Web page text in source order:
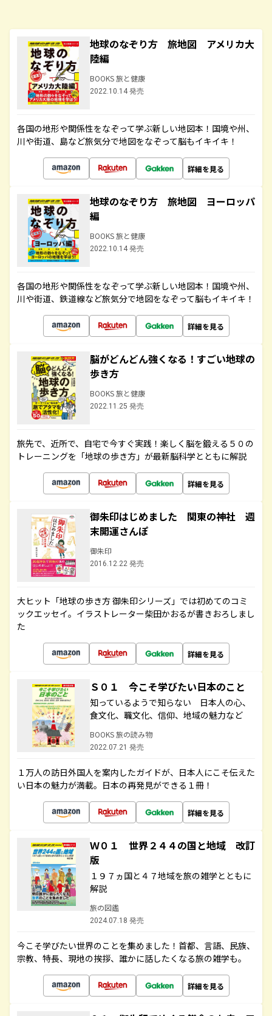
地球のなぞり方 旅地図 アメリカ大
陸編
BOOKS 旅と健康
2022.10.14 発売
各国の地形や関係性をなぞって学ぶ新しい地図本！国境や州、
川や街道、島など旅気分で地図をなぞって脳もイキイキ！
詳細を見る
地球のなぞり方 旅地図 ヨーロッパ
編
BOOKS 旅と健康
2022.10.14 発売
各国の地形や関係性をなぞって学ぶ新しい地図本！国境や州、
川や街道、鉄道線など旅気分で地図をなぞって脳もイキイキ！
詳細を見る
脳がどんどん強くなる！すごい地球の
歩き方
BOOKS 旅と健康
2022.11.25 発売
旅先で、近所で、自宅で今すぐ実践！楽しく脳を鍛える５０の
トレーニングを「地球の歩き方」が最新脳科学とともに解説
詳細を見る
御朱印はじめました 関東の神社 週
末開運さんぽ
御朱印
2016.12.22 発売
大ヒット「地球の歩き方 御朱印シリーズ」では初めてのコミ
ックエッセイ。イラストレーター柴田かおるが書きおろしまし
た
詳細を見る
Ｓ０１ 今こそ学びたい日本のこと
知っているようで知らない 日本人の心、
食文化、職文化、信仰、地域の魅力など
BOOKS 旅の読み物
2022.07.21 発売
１万人の訪日外国人を案内したガイドが、日本人にこそ伝えた
い日本の魅力が満載。日本の再発見ができる１冊！
詳細を見る
Ｗ０１ 世界２４４の国と地域 改訂
版
１９７ヵ国と４７地域を旅の雑学とともに
解説
旅の図鑑
2024.07.18 発売
今こそ学びたい世界のことを集めました！首都、言語、民族、
宗教、特長、現地の挨拶、誰かに話したくなる旅の雑学も。
詳細を見る